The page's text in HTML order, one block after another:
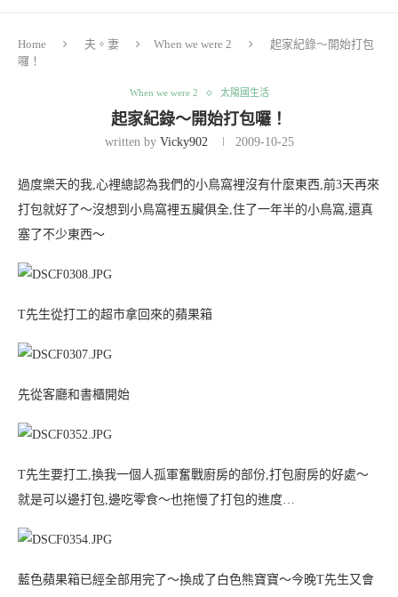
Home 夫。妻 When we were 2
起家紀錄～開始打包
囉！
When we were 2 太陽國生活
起家紀錄～開始打包囉！
written by Vicky902 2009-10-25
過度樂天的我,心裡總認為我們的小鳥窩裡沒有什麼東西,前3天再來
打包就好了～沒想到小鳥窩裡五臟俱全,住了一年半的小鳥窩,還真
塞了不少東西～
T先生從打工的超市拿回來的蘋果箱
先從客廳和書櫃開始
T先生要打工,換我一個人孤軍奮戰廚房的部份,打包廚房的好處～
就是可以邊打包,邊吃零食～也拖慢了打包的進度…
藍色蘋果箱已經全部用完了～換成了白色熊寶寶～今晚T先生又會